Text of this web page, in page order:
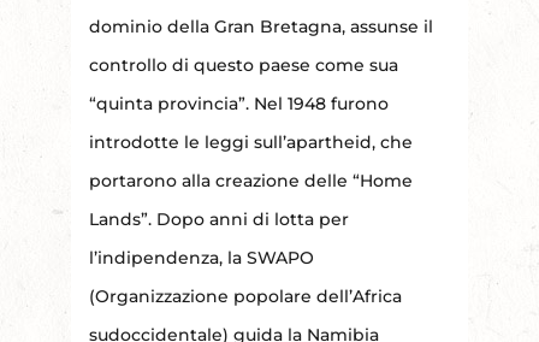
dominio della Gran Bretagna, assunse il
controllo di questo paese come sua
“quinta provincia”. Nel 1948 furono
introdotte le leggi sull’apartheid, che
portarono alla creazione delle “Home
Lands”. Dopo anni di lotta per
l’indipendenza, la SWAPO
(Organizzazione popolare dell’Africa
sudoccidentale) guida la Namibia